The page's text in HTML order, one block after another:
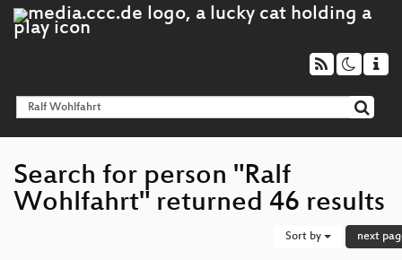
Search for person "Ralf
Wohlfahrt" returned 46 results
Sort by next